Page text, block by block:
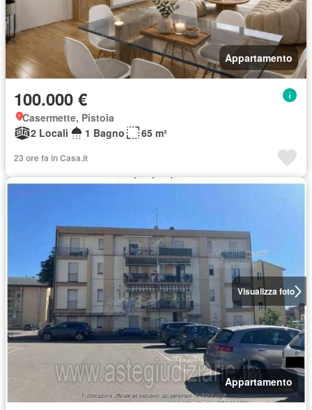
Appartamento
100.000 €
Casermette, Pistoia
2 Locali
1 Bagno 65 m²
23 ore fa in Casa.it
Visualizza foto
Appartamento